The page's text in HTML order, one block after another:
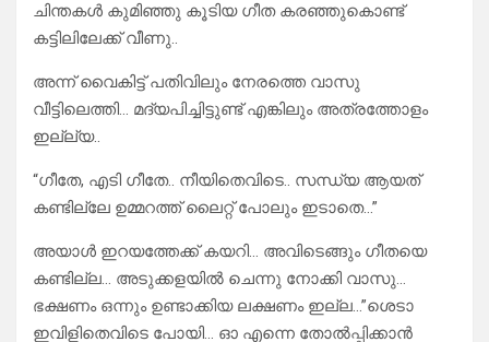
ചിന്തകൾ കുമിഞ്ഞു കൂടിയ ഗീത കരഞ്ഞുകൊണ്ട്
കട്ടിലിലേക്ക് വീണു..
അന്ന് വൈകിട്ട് പതിവിലും നേരത്തെ വാസു
വീട്ടിലെത്തി… മദ്യപിച്ചിട്ടുണ്ട് എങ്കിലും അത്രത്തോളം
ഇല്ല്യ..
“ഗീതേ, എടി ഗീതേ.. നീയിതെവിടെ.. സന്ധ്യ ആയത്
കണ്ടില്ലേ ഉമ്മറത്ത് ലൈറ്റ് പോലും ഇടാതെ…”
അയാൾ ഇറയത്തേക്ക് കയറി… അവിടെങ്ങും ഗീതയെ
കണ്ടില്ല… അടുക്കളയിൽ ചെന്നു നോക്കി വാസു…
ഭക്ഷണം ഒന്നും ഉണ്ടാക്കിയ ലക്ഷണം ഇല്ല…”ശെടാ
ഇവിളിതെവിടെ പോയി… ഓ എന്നെ തോൽപ്പിക്കാൻ